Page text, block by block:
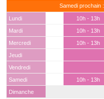
Samedi prochain :
Lundi 10h - 13h
Mardi
10h - 13h
Mercredi
10h - 13h
Jeudi
Vendredi
Samedi
10h - 13h
Dimanche